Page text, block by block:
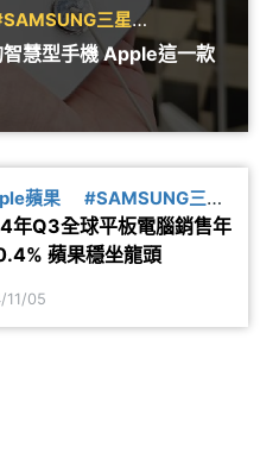
三星
慧型手機 Apple這一款
蘋果
#SAMSUNG三星
華為
#Lenovo
年Q3全球平板電腦銷售年
蘋果穩坐龍頭
11/05